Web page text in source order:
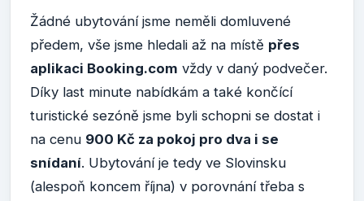
Žádné ubytování jsme neměli domluvené
předem, vše jsme hledali až na místě přes
aplikaci Booking.com vždy v daný podvečer.
Díky last minute nabídkám a také končící
turistické sezóně jsme byli schopni se dostat i
na cenu 900 Kč za pokoj pro dva i se
snídaní. Ubytování je tedy ve Slovinsku
(alespoň koncem října) v porovnání třeba s